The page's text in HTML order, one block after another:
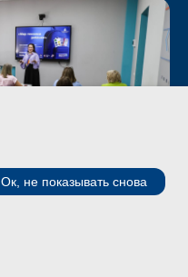
Ок, не показывать снова